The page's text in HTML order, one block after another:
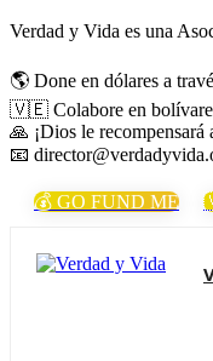
Verdad y Vida es una
🌎 Done en dólares a
🇻🇪 Colabore en
🙏 ¡Dios le recompensará
📧
💰 GO FUND ME